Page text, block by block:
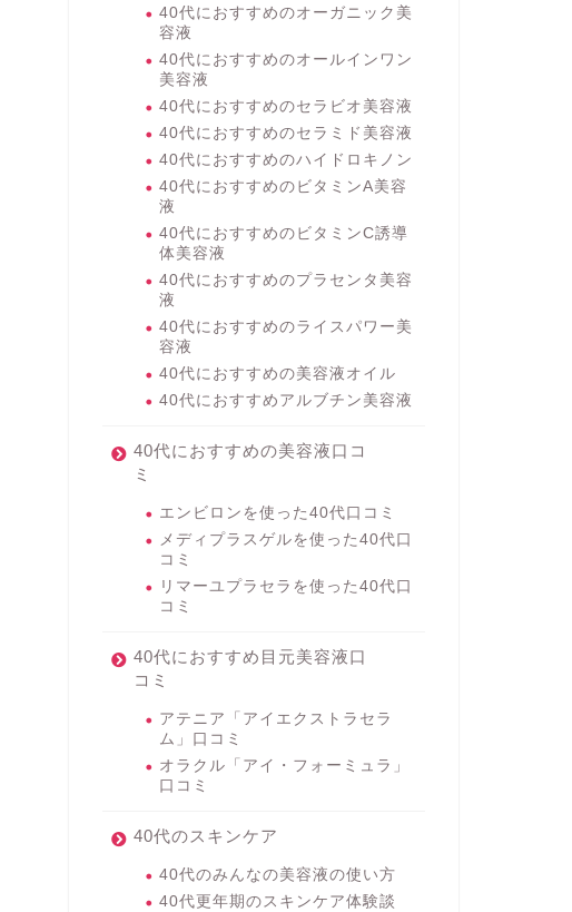
40代におすすめのオーガニック美
容液
40代におすすめのオールインワン
美容液
40代におすすめのセラビオ美容液
40代におすすめのセラミド美容液
40代におすすめのハイドロキノン
40代におすすめのビタミンA美容
液
40代におすすめのビタミンC誘導
体美容液
40代におすすめのプラセンタ美容
液
40代におすすめのライスパワー美
容液
40代におすすめの美容液オイル
40代におすすめアルブチン美容液
40代におすすめの美容液口コ
ミ
エンビロンを使った40代口コミ
メディプラスゲルを使った40代口
コミ
リマーユプラセラを使った40代口
コミ
40代におすすめ目元美容液口
コミ
アテニア「アイエクストラセラ
ム」口コミ
オラクル「アイ・フォーミュラ」
口コミ
40代のスキンケア
40代のみんなの美容液の使い方
40代更年期のスキンケア体験談